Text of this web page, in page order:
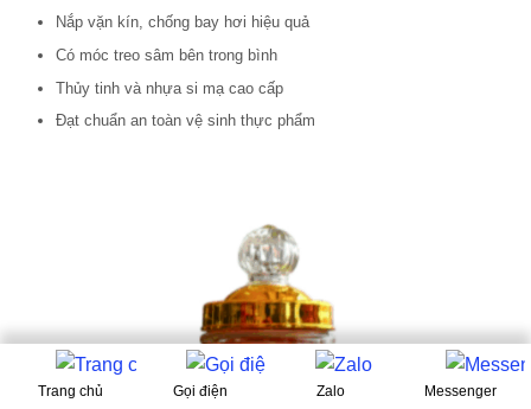
Nắp vặn kín, chống bay hơi hiệu quả
Có móc treo sâm bên trong bình
Thủy tinh và nhựa si mạ cao cấp
Đạt chuẩn an toàn vệ sinh thực phẩm
Trang chủ Gọi điện Zalo Messenger